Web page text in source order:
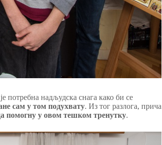
потребна надљудска снага како би се
сам у том подухвату. Из тог разлога, прича
помогну у овом тешком тренутку.